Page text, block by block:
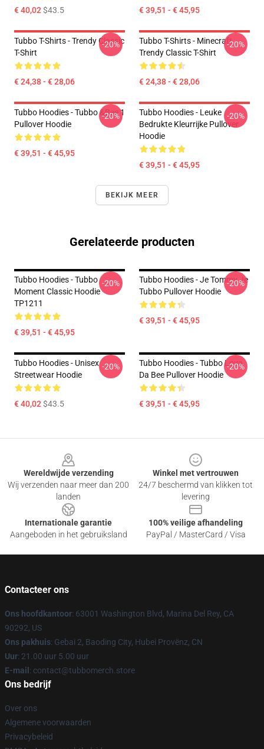
€ 40,02$43.5 € 39,51 - € 45,95
Tubbo T-Shirts - Trendy Classic
T-Shirt
€ 24,38 - € 28,06
-20%
Tubbo T-Shirts - Minecraft
Trendy Classic T-Shirt
€ 24,38 - € 28,06
-20%
Tubbo Hoodies - Tubbo &Bee 1
Pullover Hoodie
€ 39,51 - € 45,95
-20%
Tubbo Hoodies - Leuke
Bedrukte Kleurrijke Pullover
Hoodie
€ 39,51 - € 45,95
-20%
BEKIJK MEER
Gerelateerde producten
Tubbo Hoodies - Tubbo
Moment Classic Hoodie
TP1211
€ 39,51 - € 45,95
-20%
Tubbo Hoodies - Je Tommy Je
Tubbo Pullover Hoodie
€ 39,51 - € 45,95
-20%
Tubbo Hoodies - Unisex
Streetwear Hoodie
€ 40,02$43.5
-20%
Tubbo Hoodies - Tubbo Lova
Da Bee Pullover Hoodie
€ 39,51 - € 45,95
-20%
Wereldwijde verzending
Wij verzenden naar meer dan 200
landen
Winkel met vertrouwen
24/7 beschermd van klikken tot
levering
Internationale garantie
Aangeboden in het gebruiksland
100% veilige afhandeling
PayPal / MasterCard / Visa
Contacteer ons
Ons hoofdkantoor: 63001 Washington Blvd, Marina Del Rey, CA
90292, US
Ons pakhuis: Gebai 2, Baoding City, Hubei Provënz, CN
Uur: 21.00 uur 5.00 uur
E-mail : contact@tubbomerch.store
Ons bedrijf
Over ons
Algemene voorwaarden
Privacybeleid